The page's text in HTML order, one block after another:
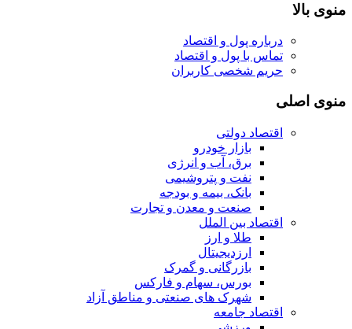
منوی بالا
درباره پول و اقتصاد
تماس با پول و اقتصاد
حریم شخصی کاربران
منوی اصلی
اقتصاد دولتی
بازار خودرو
برق، آب و انرژی
نفت و پتروشیمی
بانک، بیمه و بودجه
صنعت و معدن و تجارت
اقتصاد بین الملل
طلا و ارز
ارزدیجیتال
بازرگانی و گمرک
بورس، سهام و فارکس
شهرک های صنعتی و مناطق آزاد
اقتصاد جامعه